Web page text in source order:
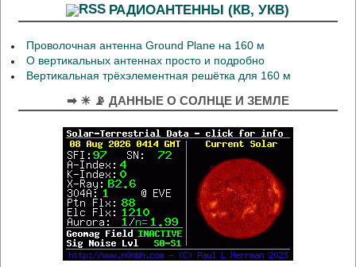
РАДИОАНТЕННЫ (КВ, УКВ)
Проволочная антенна Ground Plane на 160 м
О вертикальных антеннах просто и подробно
Вертикальная трёхэлементная решётка для 160 м
➡ ☀ 📡 ДАННЫЕ О СОЛНЦЕ И ЗЕМЛЕ